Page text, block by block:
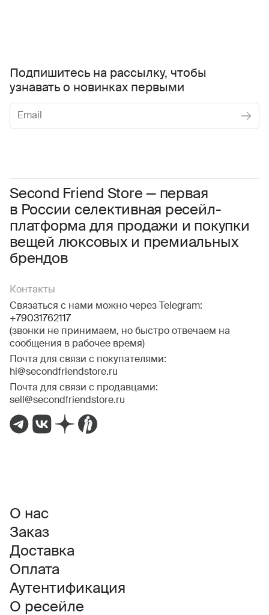
Second Friend Store — первая
в России селективная ресейл-
платформа для продажи и покупки
вещей люксовых и премиальных
брендов
Контакты
Связаться с нами можно через Telegram:
+79031762117
(звонки не принимаем, но быстро отвечаем на
сообщения в рабочее время)
Почта для связи с покупателями:
hi@secondfriendstore.ru
Почта для связи с продавцами:
sell@secondfriendstore.ru
Подпишитесь на рассылку, чтобы
узнавать о новинках первыми
Соглашаюсь с условиями Пользовательского соглашения
Даю согласие на получение рекламной информации.
О нас
Заказ
Доставка
Оплата
Аутентификация
О ресейле